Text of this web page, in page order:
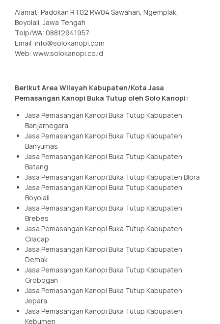
Alamat: Padokan RT02 RW04 Sawahan, Ngemplak,
Boyolali, Jawa Tengah
Telp/WA: 08812941957
Email: info@solokanopi.com
Web: www.solokanopi.co.id
Berikut Area Wilayah Kabupaten/Kota Jasa
Pemasangan Kanopi Buka Tutup oleh Solo Kanopi:
Jasa Pemasangan Kanopi Buka Tutup Kabupaten
Banjarnegara
Jasa Pemasangan Kanopi Buka Tutup Kabupaten
Banyumas
Jasa Pemasangan Kanopi Buka Tutup Kabupaten
Batang
Jasa Pemasangan Kanopi Buka Tutup Kabupaten Blora
Jasa Pemasangan Kanopi Buka Tutup Kabupaten
Boyolali
Jasa Pemasangan Kanopi Buka Tutup Kabupaten
Brebes
Jasa Pemasangan Kanopi Buka Tutup Kabupaten
Cilacap
Jasa Pemasangan Kanopi Buka Tutup Kabupaten
Demak
Jasa Pemasangan Kanopi Buka Tutup Kabupaten
Grobogan
Jasa Pemasangan Kanopi Buka Tutup Kabupaten
Jepara
Jasa Pemasangan Kanopi Buka Tutup Kabupaten
Kebumen